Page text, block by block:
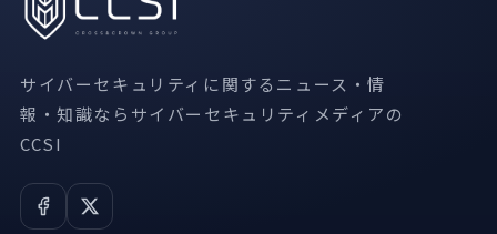
サイバーセキュリティに関するニュース・情
報・知識ならサイバーセキュリティメディアの
CCSI